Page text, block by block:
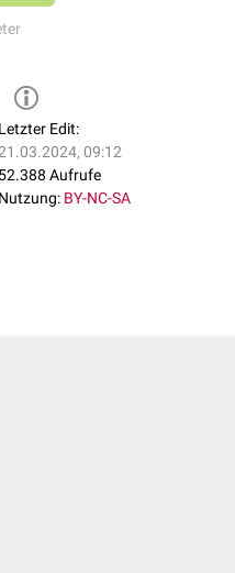
Letzter Edit:
09:12
52.388 Aufrufe
Nutzung: BY-NC-SA